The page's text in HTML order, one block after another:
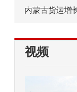
内蒙古货运增
视频